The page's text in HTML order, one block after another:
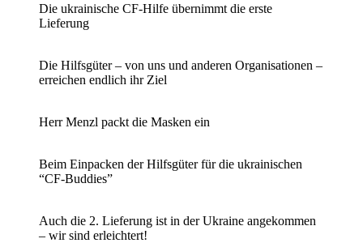
Die ukrainische CF-Hilfe übernimmt die erste
Lieferung
Die Hilfsgüter – von uns und anderen Organisationen –
erreichen endlich ihr Ziel
Herr Menzl packt die Masken ein
Beim Einpacken der Hilfsgüter für die ukrainischen
“CF-Buddies”
Auch die 2. Lieferung ist in der Ukraine angekommen
– wir sind erleichtert!